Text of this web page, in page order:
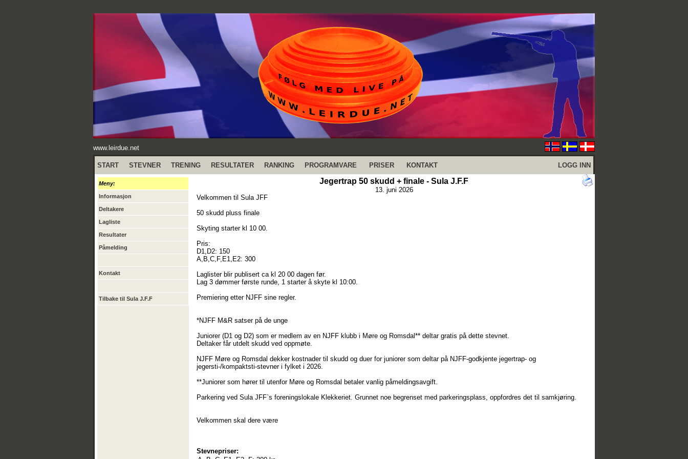
www.leirdue.net
START STEVNER TRENING RESULTATER RANKING PROGRAMVARE PRISER KONTAKT LOGG INN
Meny:
Informasjon
Deltakere
Lagliste
Resultater
Påmelding
Kontakt
Tilbake til Sula J.F.F
Jegertrap 50 skudd + finale - Sula J.F.F
13. juni 2026
Velkommen til Sula JFF
50 skudd pluss finale
Skyting starter kl 10 00.
Pris:
D1,D2: 150
A,B,C,F,E1,E2: 300
Laglister blir publisert ca kl 20 00 dagen før.
Lag 3 dømmer første runde, 1 starter å skyte kl 10:00.
Premiering etter NJFF sine regler.
*NJFF M&R satser på de unge
Juniorer (D1 og D2) som er medlem av en NJFF klubb i Møre og Romsdal** deltar gratis på dette stevnet.
Deltaker får utdelt skudd ved oppmøte.
NJFF Møre og Romsdal dekker kostnader til skudd og duer for juniorer som deltar på NJFF-godkjente jegertrap- og
jegersti-/kompaktsti-stevner i fylket i 2026.
**Juniorer som hører til utenfor Møre og Romsdal betaler vanlig påmeldingsavgift.
Parkering ved Sula JFF`s foreningslokale Klekkeriet. Grunnet noe begrenset med parkeringsplass, oppfordres det til samkjøring.
Velkommen skal dere være
Stevnepriser: